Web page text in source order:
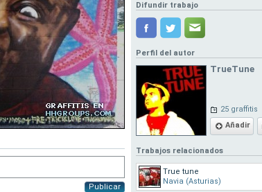
Publicar
Difundir trabajo
Perfil del autor
TrueTune
25 graffitis
Añadir
Trabajos relacionados
True tune
Navia (Asturias)